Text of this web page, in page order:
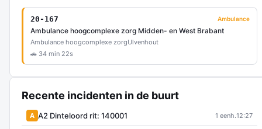
20-167 Ambulance
Ambulance hoogcomplexe zorg Midden- en West Brabant
Ambulance hoogcomplexe zorgUlvenhout
🚗 34 min 22s
Recente incidenten in de buurt
A A2 Dinteloord rit: 140001 1 eenh.12:27